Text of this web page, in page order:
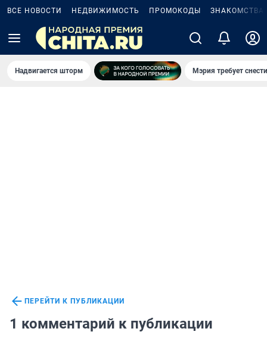
ВСЕ НОВОСТИ НЕДВИЖИМОСТЬ ПРОМОКОДЫ ЗНАКОМСТВА
Надвигается шторм Мэрия требует
ПЕРЕЙТИ К ПУБЛИКАЦИИ
1 комментарий к публикации